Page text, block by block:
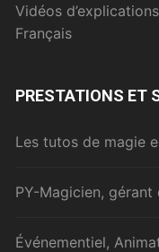
Vidéos
Français
PRESTATIONS ET
Les tutos de magie
PY-Magicien,
Événementiel,